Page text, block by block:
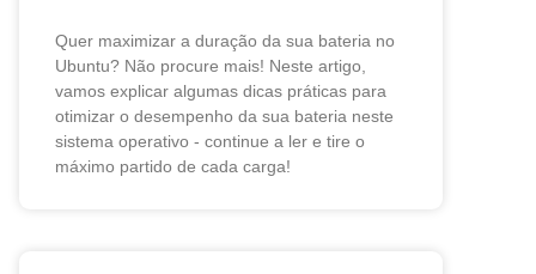
Quer maximizar a duração da sua bateria no
Ubuntu? Não procure mais! Neste artigo,
vamos explicar algumas dicas práticas para
otimizar o desempenho da sua bateria neste
sistema operativo - continue a ler e tire o
máximo partido de cada carga!